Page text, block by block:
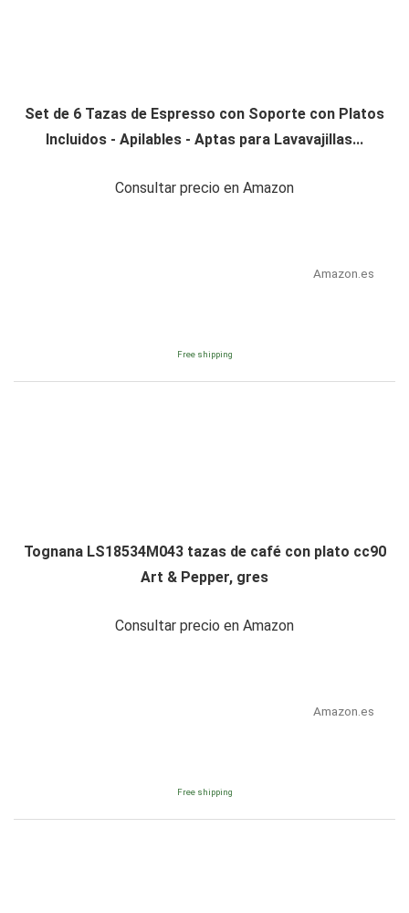
Set de 6 Tazas de Espresso con Soporte con Platos
Incluidos - Apilables - Aptas para Lavavajillas...
Consultar precio en Amazon
Amazon.es
Free shipping
Tognana LS18534M043 tazas de café con plato cc90
Art & Pepper, gres
Consultar precio en Amazon
Amazon.es
Free shipping